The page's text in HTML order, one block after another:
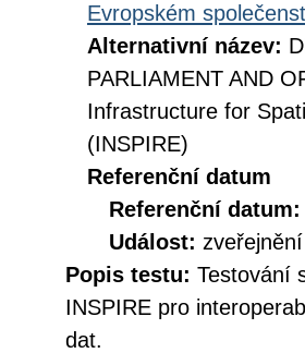
Evropském
Alternativní název:
PARLIAMENT AND
Infrastructure for
(INSPIRE)
Referenční datum
Referenční datum:
Událost: zveřejnění
Popis testu: Testování
INSPIRE pro
dat.